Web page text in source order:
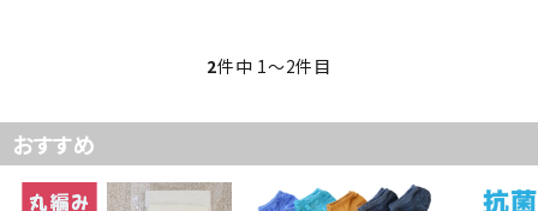
call 06-6130-8700
schedule
2件中 1〜2件目
おすすめ